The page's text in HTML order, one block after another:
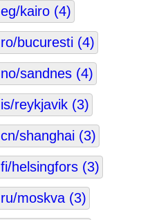
eg/kairo (4)
ro/bucuresti (4)
no/sandnes (4)
is/reykjavik (3)
cn/shanghai (3)
fi/helsingfors (3)
ru/moskva (3)